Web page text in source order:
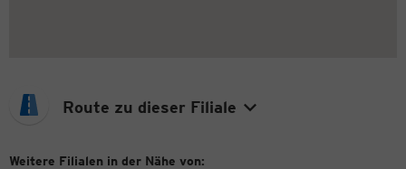
Route zu dieser Filiale
Weitere Filialen in der Nähe von: